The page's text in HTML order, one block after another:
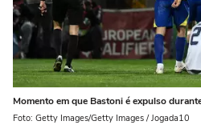
Momento em que Bastoni é expulso
Foto: Getty Images/Getty Images / Jogada10